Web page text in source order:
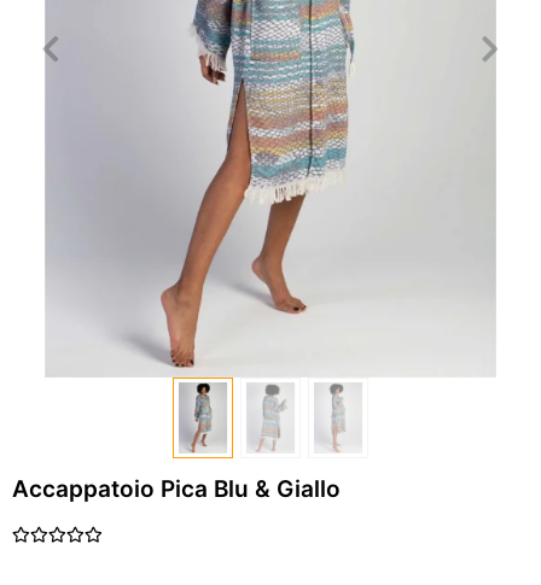
Accappatoio Pica Blu & Giallo